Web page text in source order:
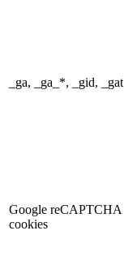
_ga, _ga_*, _gid, _gat
Google reCAPTCHA
cookies